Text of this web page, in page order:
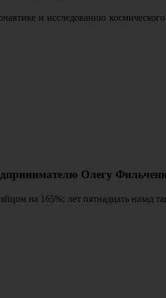
и исследованию
Олегу
на 165%; лет пятнадцать назад